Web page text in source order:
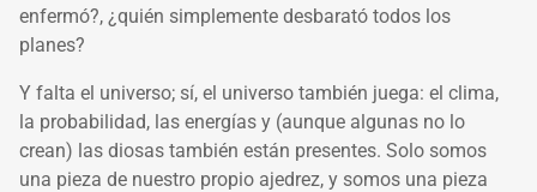
enfermó?, ¿quién simplemente desbarató todos los
planes?
Y falta el universo; sí, el universo también juega: el clima,
la probabilidad, las energías y (aunque algunas no lo
crean) las diosas también están presentes. Solo somos
una pieza de nuestro propio ajedrez, y somos una pieza